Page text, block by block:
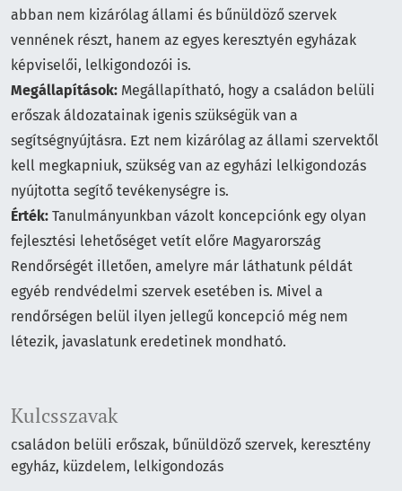
Kulcsszavak
családon belüli erőszak bűnüldöző szervek keresztény
egyház küzdelem lelkigondozás
abban nem kizárólag állami és bűnüldöző szervek
vennének részt, hanem az egyes keresztyén egyházak
képviselői, lelkigondozói is.
Megállapítások: Megállapítható, hogy a családon belüli
erőszak áldozatainak igenis szükségük van a
segítségnyújtásra. Ezt nem kizárólag az állami szervektől
kell megkapniuk, szükség van az egyházi lelkigondozás
nyújtotta segítő tevékenységre is.
Érték: Tanulmányunkban vázolt koncepciónk egy olyan
fejlesztési lehetőséget vetít előre Magyarország
Rendőrségét illetően, amelyre már láthatunk példát
egyéb rendvédelmi szervek esetében is. Mivel a
rendőrségen belül ilyen jellegű koncepció még nem
létezik, javaslatunk eredetinek mondható.